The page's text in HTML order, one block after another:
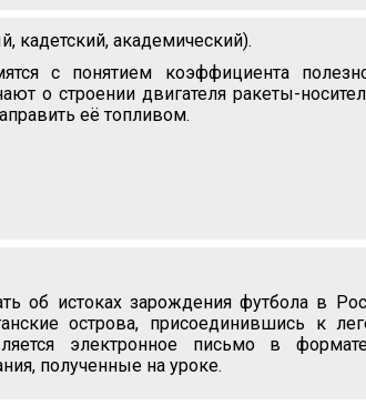
кадетский, академический).
с понятием коэффициента
о строении двигателя ракеты-
её топливом.
об истоках зарождения футбола в
острова, присоединившись к
электронное письмо в
полученные на уроке.